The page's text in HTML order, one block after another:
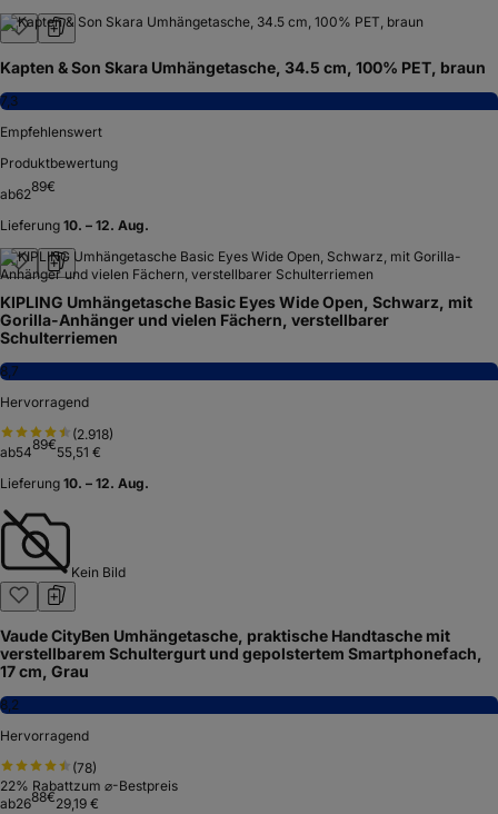
Kapten & Son Skara Umhängetasche, 34.5 cm, 100% PET, braun
7,3
Empfehlenswert
Produktbewertung
ab6289€
Lieferung 10. – 12. Aug.
KIPLING Umhängetasche Basic Eyes Wide Open, Schwarz, mit
Gorilla-Anhänger und vielen Fächern, verstellbarer
Schulterriemen
8,7
Hervorragend
(2.918)
ab5489€55,51 €
Lieferung 10. – 12. Aug.
Kein Bild
Vaude CityBen Umhängetasche, praktische Handtasche mit
verstellbarem Schultergurt und gepolstertem Smartphonefach,
17 cm, Grau
8,2
Hervorragend
(78)
22% Rabattzum ⌀-Bestpreis
ab2688€29,19 €